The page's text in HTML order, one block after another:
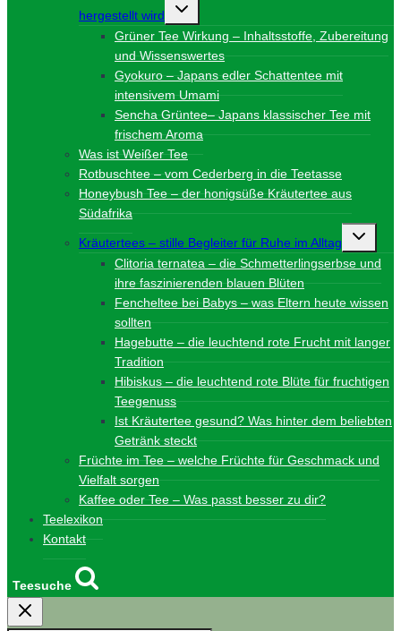
hergestellt wird
Untermenü
Grüner Tee Wirkung – Inhaltsstoffe, Zubereitung
und Wissenswertes
Gyokuro – Japans edler Schattentee mit
intensivem Umami
Sencha Grüntee– Japans klassischer Tee mit
frischem Aroma
Was ist Weißer Tee
Rotbuschtee – vom Cederberg in die Teetasse
Honeybush Tee – der honigsüße Kräutertee aus
Südafrika
Kräutertees – stille Begleiter für Ruhe im Alltag
Clitoria ternatea – die Schmetterlingserbse und
ihre faszinierenden blauen Blüten
Fencheltee bei Babys – was Eltern heute wissen
sollten
Hagebutte – die leuchtend rote Frucht mit langer
Tradition
Hibiskus – die leuchtend rote Blüte für fruchtigen
Teegenuss
Ist Kräutertee gesund? Was hinter dem beliebten
Getränk steckt
Früchte im Tee – welche Früchte für Geschmack und
Vielfalt sorgen
Kaffee oder Tee – Was passt besser zu dir?
Teelexikon
Kontakt
Teesuche